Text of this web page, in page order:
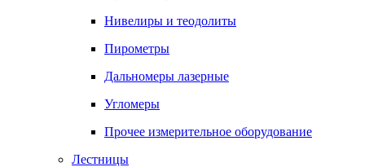
Нивелиры и теодолиты
Пирометры
Дальномеры лазерные
Угломеры
Прочее измерительное оборудование
Лестницы